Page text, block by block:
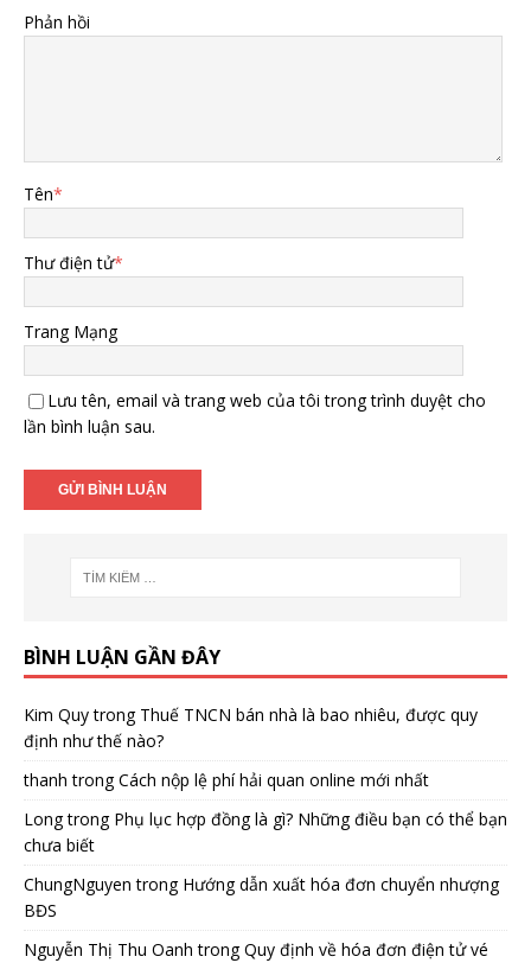
Phản hồi
Tên*
Thư điện tử*
Trang Mạng
Lưu tên, email và trang web của tôi trong trình duyệt cho
lần bình luận sau.
BÌNH LUẬN GẦN ĐÂY
Kim Quytrong Thuế TNCN bán nhà là bao nhiêu, được quy
định như thế nào?
thanh trongCách nộp lệ phí hải quan online mới nhất
Longtrong Phụ lục hợp đồng là gì? Những điều bạn có thể bạn
chưa biết
ChungNguyen trong Hướng dẫn xuất hóa đơn chuyển nhượng
BĐS
Nguyễn Thị Thu Oanh trongQuy định về hóa đơn điện tử vé